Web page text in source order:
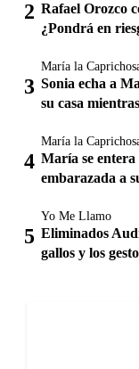
Rafael Orozco
¿Pondrá en
María la
Sonia echa a
su casa
María la
María se
embarazada a
Yo Me Llamo
Eliminados
gallos y los